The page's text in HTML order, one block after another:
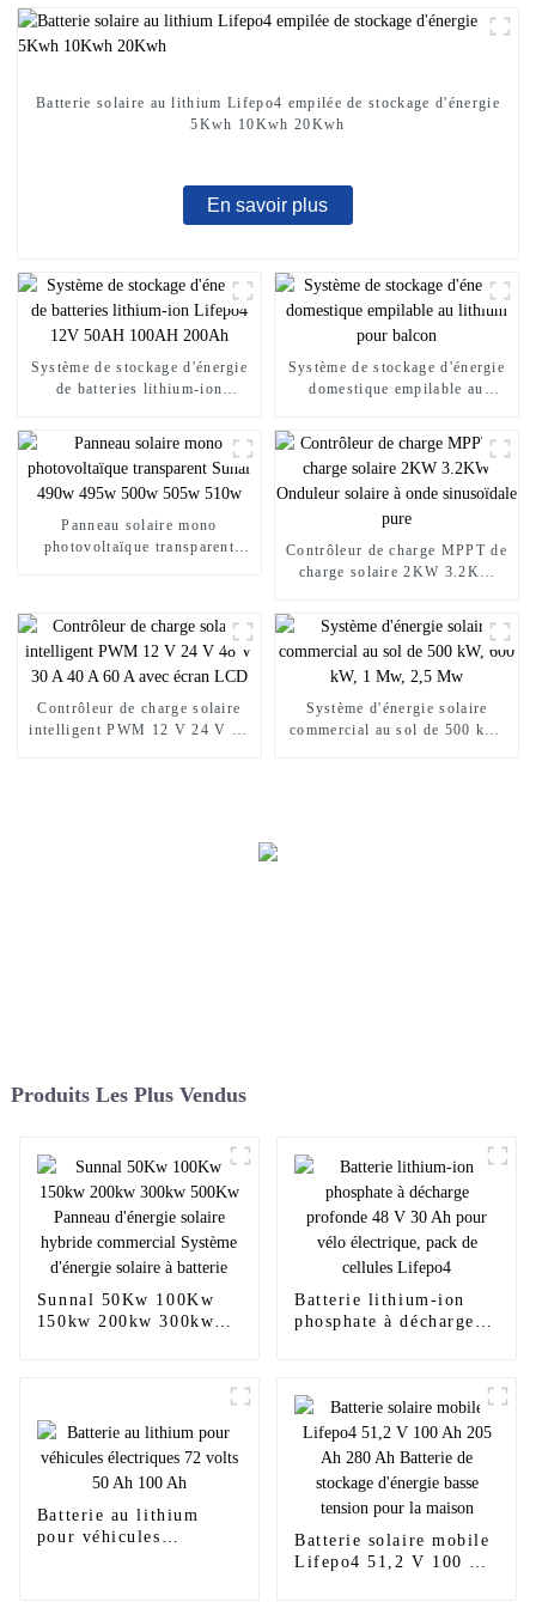
Batterie solaire au lithium Lifepo4 empilée de stockage d'énergie
5Kwh 10Kwh 20Kwh
En savoir plus
Système de stockage d'énergie
de batteries lithium-ion
Système de stockage d'énergie
domestique empilable au
Panneau solaire mono
photovoltaïque transparent
Contrôleur de charge MPPT de
charge solaire 2KW 3.2KW
Contrôleur de charge solaire
intelligent PWM 12 V 24 V 48
Système d'énergie solaire
commercial au sol de 500 kW,
Produits Les Plus Vendus
Sunnal 50Kw 100Kw
150kw 200kw 300kw
solaire à batterie
Batterie lithium-ion
phosphate à décharge
Lifepo4
Batterie au lithium
pour véhicules
Batterie solaire mobile
Lifepo4 51,2 V 100 Ah